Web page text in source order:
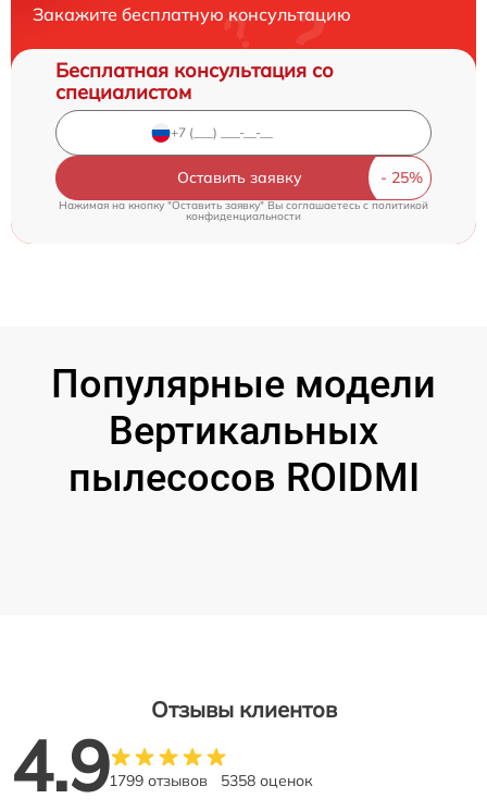
Закажите бесплатную консультацию
Бесплатная консультация со
специалистом
Оставить заявку
Нажимая на кнопку "Оставить заявку" Вы соглашаетесь cполитикой
конфиденциальности
Популярные модели
Вертикальных
пылесосов ROIDMI
Отзывы клиентов
4.91799 отзывов 5358 оценок